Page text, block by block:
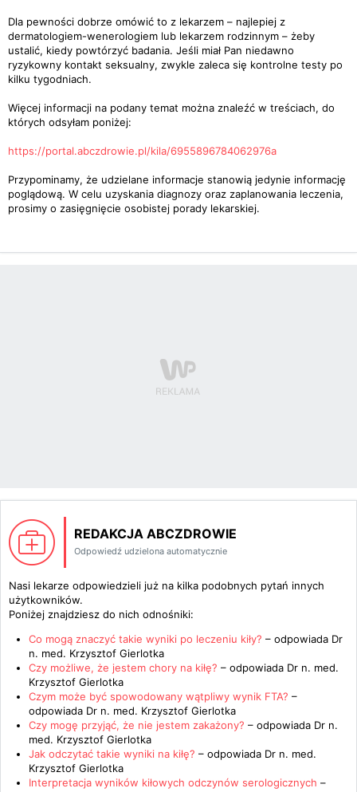
Dla pewności dobrze omówić to z lekarzem – najlepiej z
dermatologiem-wenerologiem lub lekarzem rodzinnym – żeby
ustalić, kiedy powtórzyć badania. Jeśli miał Pan niedawno
ryzykowny kontakt seksualny, zwykle zaleca się kontrolne testy po
kilku tygodniach.
Więcej informacji na podany temat można znaleźć w treściach, do
których odsyłam poniżej:
https://portal.abczdrowie.pl/kila/6955896784062976a
Przypominamy, że udzielane informacje stanowią jedynie informację
poglądową. W celu uzyskania diagnozy oraz zaplanowania leczenia,
prosimy o zasięgnięcie osobistej porady lekarskiej.
REDAKCJA ABCZDROWIE
Odpowiedź udzielona automatycznie
Nasi lekarze odpowiedzieli już na kilka podobnych pytań innych
użytkowników.
Poniżej znajdziesz do nich odnośniki:
Co mogą znaczyć takie wyniki po leczeniu kiły? – odpowiada Dr
n. med. Krzysztof Gierlotka
Czy możliwe, że jestem chory na kiłę? – odpowiada Dr n. med.
Krzysztof Gierlotka
Czym może być spowodowany wątpliwy wynik FTA? –
odpowiada Dr n. med. Krzysztof Gierlotka
Czy mogę przyjąć, że nie jestem zakażony? – odpowiada Dr n.
med. Krzysztof Gierlotka
Jak odczytać takie wyniki na kiłę? – odpowiada Dr n. med.
Krzysztof Gierlotka
Interpretacja wyników kiłowych odczynów serologicznych –